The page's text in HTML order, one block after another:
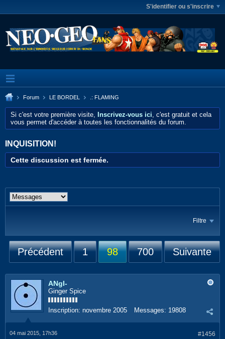
S'identifier ou s'inscrire
Forum LE BORDEL .: FLAMING
Si c'est votre première visite, Inscrivez-vous ici, c'est gratuit et cela
vous permet d'accéder à toutes les fonctionnalités du forum.
INQUISITION!
Cette discussion est fermée.
Filtre
Précédent 1 98 700 Suivante
ANgI-
Ginger Spice
Inscription: novembre 2005 Messages: 19808
#1456
04 mai 2015, 17h36